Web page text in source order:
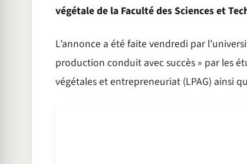
végétale de la Faculté des Sciences et
L’annonce a été faite vendredi par
production conduit avec succès » par les
végétales et entrepreneuriat (LPAG) ainsi